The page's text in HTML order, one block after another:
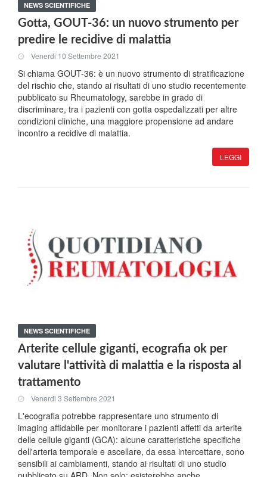
NEWS SCIENTIFICHE
Gotta, GOUT-36: un nuovo strumento per
predire le recidive di malattia
Venerdi 10 Settembre 2021
Si chiama GOUT-36: è un nuovo strumento di stratificazione
del rischio che, stando ai risultati di uno studio recentemente
pubblicato su Rheumatology, sarebbe in grado di
discriminare, tra i pazienti con gotta ospedalizzati per altre
condizioni cliniche, una maggiore propensione ad andare
incontro a recidive di malattia.
LEGGI
NEWS SCIENTIFICHE
Arterite cellule giganti, ecografia ok per
valutare l'attività di malattia e la risposta al
trattamento
Venerdi 3 Settembre 2021
L'ecografia potrebbe rappresentare uno strumento di
imaging affidabile per monitorare i pazienti affetti da arterite
delle cellule giganti (GCA): alcune caratteristiche specifiche
dell'arteria temporale e ascellare, da essa intercettare, sono
sensibili ai cambiamenti, stando ai risultati di uno studio